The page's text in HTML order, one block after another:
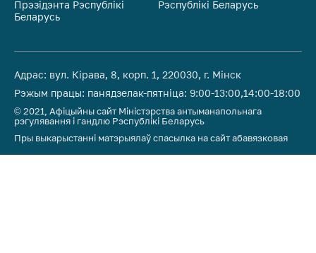
Прэзідэнта Рэспублікі
Беларусь
Рэспублікі Беларусь
Адрас: вул. Кірава, 8, корп. 1, 220030, г. Мінск
Рэжым працы: панядзелак-пятніца: 9:00-13:00,14:00-18:00
© 2021, Афіцыйны сайт Міністэрства антыманапольнага
рэгулявання і гандлю Рэспублікі Беларусь
Пры выкарыстанні матэрыялаў спасылка на сайт абавязковая